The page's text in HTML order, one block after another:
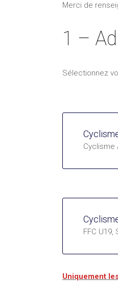
Merci de
1 –
Sélectionnez
Cyclisme
FFC
Uniquement